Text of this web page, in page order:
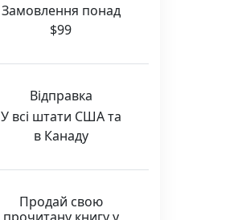
Замовлення понад
$99
Відправка
У всі штати США та
в Канаду
Продай свою